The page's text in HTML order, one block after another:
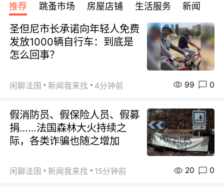
宾馆 108欧/天起
全程756欧/位
欧/天起 ~包拼房
每周铁发！
推荐 跳蚤市场 房屋店铺 生活服务 新闻
圣但尼市长承诺向年轻人免费
发放1000辆自行车：到底是
怎么回事？
闲聊法国 新闻我来找 4分钟前 99 0
假消防员、假保险人员、假募
捐……法国森林大火持续之
际，各类诈骗也随之增加
闲聊法国 新闻我来找 15分钟前 20 0